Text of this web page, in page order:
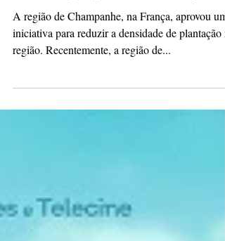
Champagne - França
A região de Champanhe, na França, aprovou uma
iniciativa para reduzir a densidade de plantação